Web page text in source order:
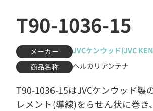
T90-1036-15
メーカー
JVCケンウッド(JVC
商品名称
ヘルカリアンテナ
T90-1036-15はJVCケンウッド
レメント(導線)をらせん状に巻き